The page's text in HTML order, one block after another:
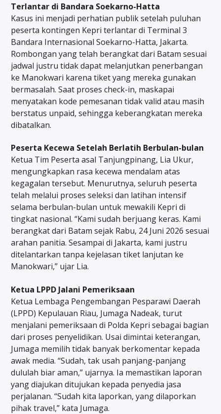
Terlantar di Bandara Soekarno-Hatta
Kasus ini menjadi perhatian publik setelah puluhan
peserta kontingen Kepri terlantar di Terminal 3
Bandara Internasional Soekarno-Hatta, Jakarta.
Rombongan yang telah berangkat dari Batam sesuai
jadwal justru tidak dapat melanjutkan penerbangan
ke Manokwari karena tiket yang mereka gunakan
bermasalah. Saat proses check-in, maskapai
menyatakan kode pemesanan tidak valid atau masih
berstatus unpaid, sehingga keberangkatan mereka
dibatalkan.
Peserta Kecewa Setelah Berlatih Berbulan-bulan
Ketua Tim Peserta asal Tanjungpinang, Lia Ukur,
mengungkapkan rasa kecewa mendalam atas
kegagalan tersebut. Menurutnya, seluruh peserta
telah melalui proses seleksi dan latihan intensif
selama berbulan-bulan untuk mewakili Kepri di
tingkat nasional. “Kami sudah berjuang keras. Kami
berangkat dari Batam sejak Rabu, 24 Juni 2026 sesuai
arahan panitia. Sesampai di Jakarta, kami justru
ditelantarkan tanpa kejelasan tiket lanjutan ke
Manokwari,” ujar Lia.
Ketua LPPD Jalani Pemeriksaan
Ketua Lembaga Pengembangan Pesparawi Daerah
(LPPD) Kepulauan Riau, Jumaga Nadeak, turut
menjalani pemeriksaan di Polda Kepri sebagai bagian
dari proses penyelidikan. Usai dimintai keterangan,
Jumaga memilih tidak banyak berkomentar kepada
awak media. “Sudah, tak usah panjang-panjang
dululah biar aman,” ujarnya. Ia memastikan laporan
yang diajukan ditujukan kepada penyedia jasa
perjalanan. “Sudah kita laporkan, yang dilaporkan
pihak travel,” kata Jumaga.